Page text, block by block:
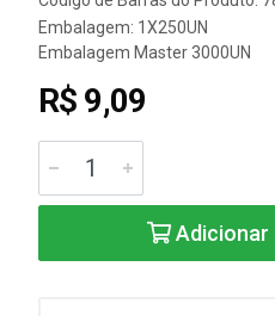
Embalagem: 1X250UN
Embalagem Master 3000UN
R$ 9,09
Adicionar